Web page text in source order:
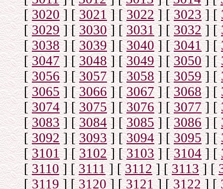
[3020] [3021] [3022] [3023] [
[3029] [3030] [3031] [3032] [
[3038] [3039] [3040] [3041] [
[3047] [3048] [3049] [3050] [
[3056] [3057] [3058 ] [3059] [
[3065] [3066] [3067] [3068] [
[3074] [3075] [3076] [3077] [
[3083] [3084] [3085] [3086] [
[3092] [3093] [3094] [3095] [
[3101] [3102] [3103] [3104] [
[3110] [3111] [ 3112] [3113] [
[3119] [3120] [3121 ] [3122] [